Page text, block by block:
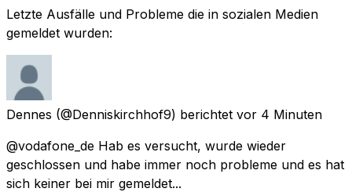
Letzte Ausfälle und Probleme die in sozialen Medien
gemeldet wurden:
Dennes (@Denniskirchhof9) berichtet vor 4 Minuten
@vodafone_de Hab es versucht, wurde wieder
geschlossen und habe immer noch probleme und es hat
sich keiner bei mir gemeldet...